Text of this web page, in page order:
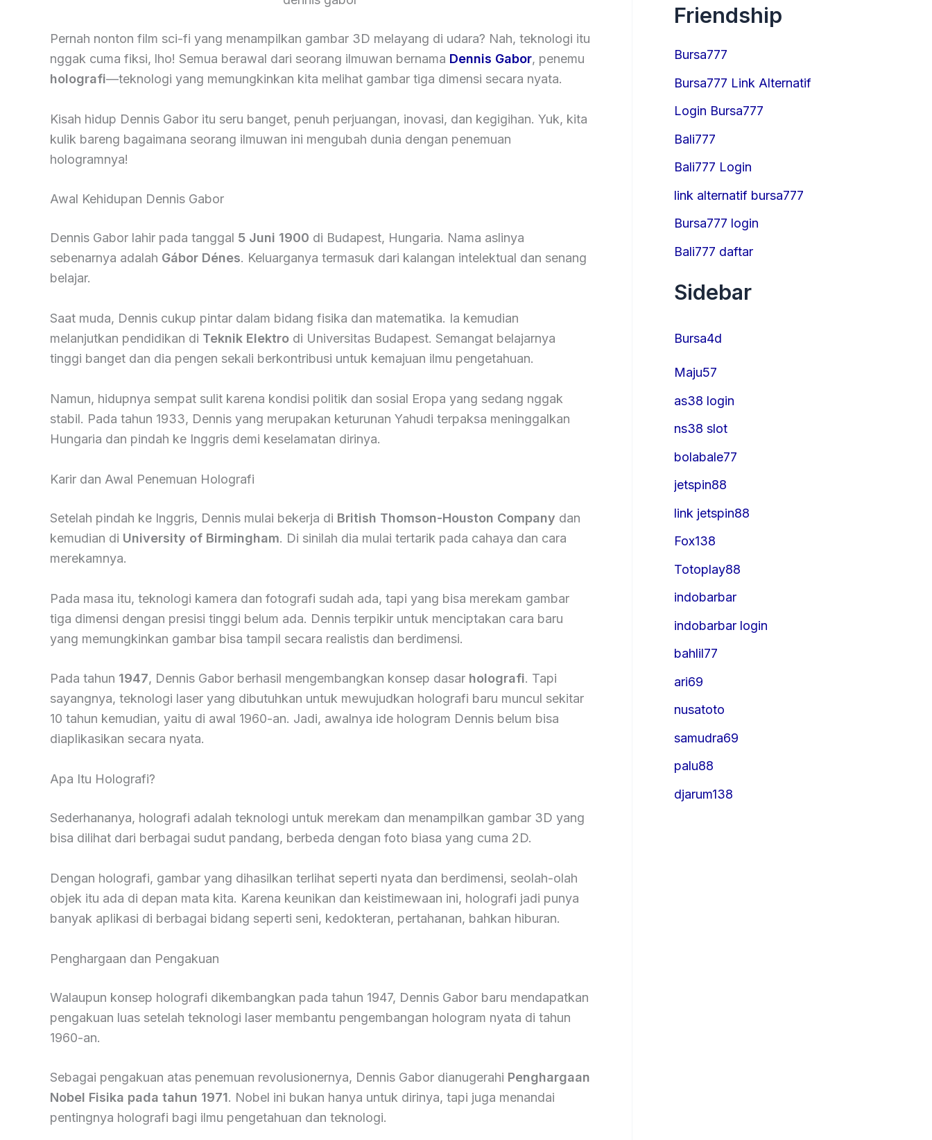
Pernah nonton film sci-fi yang menampilkan gambar 3D melayang di udara? Nah, teknologi itu
nggak cuma fiksi, lho! Semua berawal dari seorang ilmuwan bernama Dennis Gabor, penemu
holografi—teknologi yang memungkinkan kita melihat gambar tiga dimensi secara nyata.
Kisah hidup Dennis Gabor itu seru banget, penuh perjuangan, inovasi, dan kegigihan. Yuk, kita
kulik bareng bagaimana seorang ilmuwan ini mengubah dunia dengan penemuan
hologramnya!
Awal Kehidupan Dennis Gabor
Dennis Gabor lahir pada tanggal 5 Juni 1900 di Budapest, Hungaria. Nama aslinya
sebenarnya adalah Gábor Dénes. Keluarganya termasuk dari kalangan intelektual dan senang
belajar.
Saat muda, Dennis cukup pintar dalam bidang fisika dan matematika. Ia kemudian
melanjutkan pendidikan di Teknik Elektro di Universitas Budapest. Semangat belajarnya
tinggi banget dan dia pengen sekali berkontribusi untuk kemajuan ilmu pengetahuan.
Namun, hidupnya sempat sulit karena kondisi politik dan sosial Eropa yang sedang nggak
stabil. Pada tahun 1933, Dennis yang merupakan keturunan Yahudi terpaksa meninggalkan
Hungaria dan pindah ke Inggris demi keselamatan dirinya.
Karir dan Awal Penemuan Holografi
Setelah pindah ke Inggris, Dennis mulai bekerja di British Thomson-Houston Company dan
kemudian di University of Birmingham. Di sinilah dia mulai tertarik pada cahaya dan cara
merekamnya.
Pada masa itu, teknologi kamera dan fotografi sudah ada, tapi yang bisa merekam gambar
tiga dimensi dengan presisi tinggi belum ada. Dennis terpikir untuk menciptakan cara baru
yang memungkinkan gambar bisa tampil secara realistis dan berdimensi.
Pada tahun 1947, Dennis Gabor berhasil mengembangkan konsep dasar holografi. Tapi
sayangnya, teknologi laser yang dibutuhkan untuk mewujudkan holografi baru muncul sekitar
10 tahun kemudian, yaitu di awal 1960-an. Jadi, awalnya ide hologram Dennis belum bisa
diaplikasikan secara nyata.
Apa Itu Holografi?
Sederhananya, holografi adalah teknologi untuk merekam dan menampilkan gambar 3D yang
bisa dilihat dari berbagai sudut pandang, berbeda dengan foto biasa yang cuma 2D.
Dengan holografi, gambar yang dihasilkan terlihat seperti nyata dan berdimensi, seolah-olah
objek itu ada di depan mata kita. Karena keunikan dan keistimewaan ini, holografi jadi punya
banyak aplikasi di berbagai bidang seperti seni, kedokteran, pertahanan, bahkan hiburan.
Penghargaan dan Pengakuan
Walaupun konsep holografi dikembangkan pada tahun 1947, Dennis Gabor baru mendapatkan
pengakuan luas setelah teknologi laser membantu pengembangan hologram nyata di tahun
1960-an.
Sebagai pengakuan atas penemuan revolusionernya, Dennis Gabor dianugerahi Penghargaan
Nobel Fisika pada tahun 1971. Nobel ini bukan hanya untuk dirinya, tapi juga menandai
pentingnya holografi bagi ilmu pengetahuan dan teknologi.
Friendship
Bursa777
Bursa777 Link Alternatif
Login Bursa777
Bali777
Bali777 Login
link alternatif bursa777
Bursa777 login
Bali777 daftar
Sidebar
Bursa4d
Maju57
as38 login
ns38 slot
bolabale77
jetspin88
link jetspin88
Fox138
Totoplay88
indobarbar
indobarbar login
bahlil77
ari69
nusatoto
samudra69
palu88
djarum138